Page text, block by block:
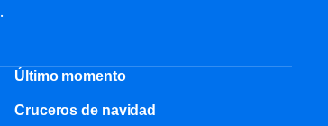
.
Último momento
Cruceros de navidad